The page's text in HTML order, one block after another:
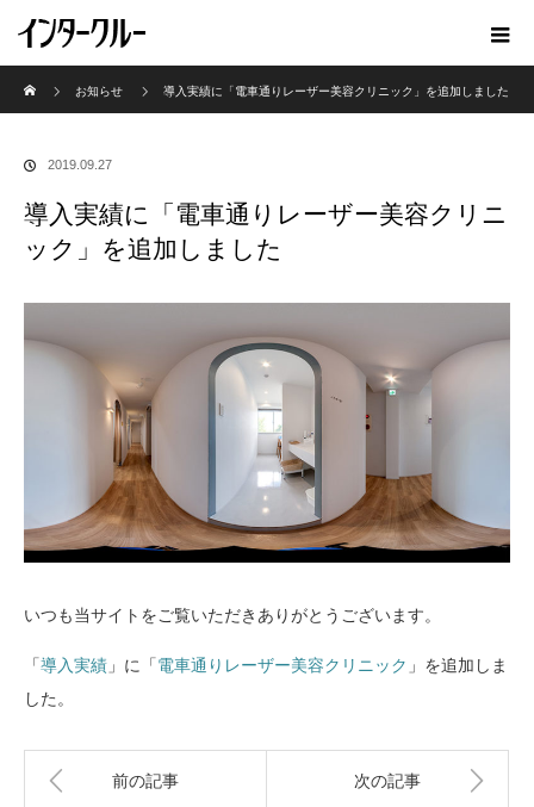
お知らせ
導入実績に「電車通りレーザー美容クリニック」を追加しました
2019.09.27
導入実績に「電車通りレーザー美容クリニ
ック」を追加しました
いつも当サイトをご覧いただきありがとうございます。
「導入実績 」に「電車通りレーザー美容クリニック 」を追加しま
した。
前の記事 次の記事